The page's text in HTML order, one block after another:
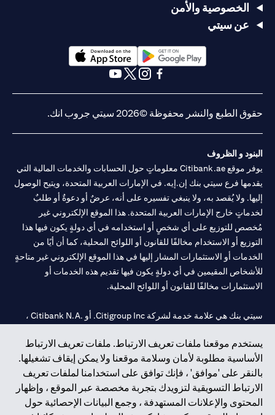
يستخدم موقعنا ملفات تعريف الارتباط. ملفات تعريف الارتباط
الأساسية مطلوبة لأمان وسلامة موقعنا ولا يمكن إيقاف تشغيلها.
بالنقر على 'موافق' ، فإنك توافق على استخدامنا لملفات تعريف
الارتباط التسويقية لتزويدك بتجربة مخصصة عبر الموقع ، وإظهار
المحتوى والإعلانات المستهدفة ، وجمع البيانات الإحصائية حول
الخصوصية والأمن
عن سيتي
(opens in a new tab)
حقوق الطبع والنشر محفوظة ©2026 سيتي جروب انك.
البنود و الظروف
يوفر موقع Citibank.ae معلوماتٍ حول الحسابات والخدمات المالية التي
يقدمها فرع سيتي بنك إن.إيه. في الإمارات العربية المتحدة، ويتيح الوصول
إليها. ولا يُقصد به، ولا ينبغي تفسيره على أنه، عرضٌ أو دعوةٌ أو طلبٌ
لخدماتٍ خارج الإمارات العربية المتحدة. هذا الموقع الإلكتروني غير
مُخصص للتوزيع على أي شخصٍ أو استخدامه في أي دولةٍ يكون فيها هذا
التوزيع أو الاستخدام مخالفًا للقانون أو اللوائح المحلية، كما أن أيًا من
الخدمات أو الاستثمارات المشار إليها في هذا الموقع الإلكتروني غير متاحةٍ
للأشخاص المقيمين في أي دولةٍ يكون فيها تقديم هذه الخدمات أو
الاستثمارات مخالفًا للقانون أو اللوائح المحلية.
سيتي بنك هي علامة خدمة لشركة Citigroup Inc. أو .Citibank N.A ،
سيتي بنك إن. إيه. الإمارات مسجل لدى مصرف الإمارات المركزي تحت
أرقام التراخيص 202563 لفرع الوصل في دبي، 531989 لفرع مول
الإمارات في دبي، وCN-1002019لفرع أبوظبي. هاتف: 4000 311 04.
فرع سيتي بنك إن إيه - الإمارات العربية المتحدة مرخص من مصرف